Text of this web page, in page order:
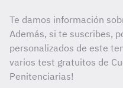
Te damos información
Además, si te suscribes,
personalizados de este
varios test gratuitos de
Penitenciarias!